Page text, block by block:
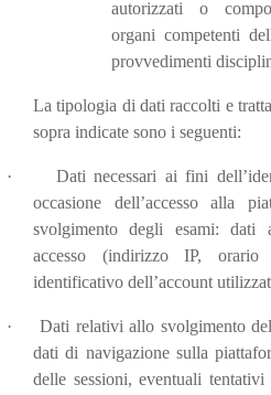
autorizzati o
organi competenti
provvedimenti
La tipologia di dati raccolti e
sopra indicate sono i seguenti:
·
Dati necessari ai fini
occasione dell’accesso alla
svolgimento degli esami: dati
accesso (indirizzo IP,
identificativo dell’account
·
Dati relativi allo svolgimento
dati di navigazione sulla
delle sessioni, eventuali